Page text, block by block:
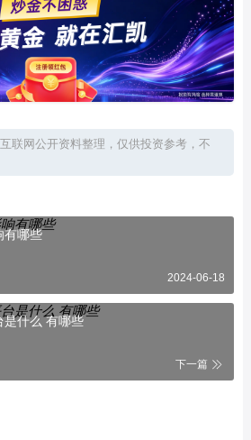
联网公开资料整理，仅供投资参考，不
有哪些
2024-06-18
是什么 有哪些
下一篇